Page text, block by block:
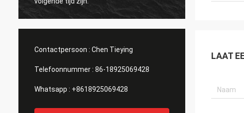
Contactpersoon : Chen Tieying
Telefoonnummer : 86-18925069428
Whatsapp : +8618925069428
LAAT